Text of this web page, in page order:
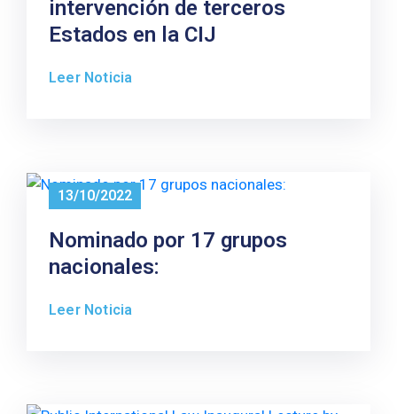
intervención de terceros
Estados en la CIJ
Leer Noticia
13/10/2022
Nominado por 17 grupos
nacionales:
Leer Noticia